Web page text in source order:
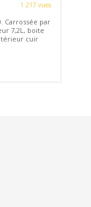
1 217 vues
Carrossée par
7,2L, boite
cuir